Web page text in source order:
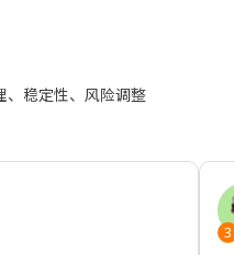
、稳定性、风险调整
3